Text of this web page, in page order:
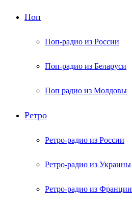
Поп
Поп-радио из России
Поп-радио из Беларуси
Поп радио из Молдовы
Ретро
Ретро-радио из России
Ретро-радио из Украины
Ретро-радио из Франции